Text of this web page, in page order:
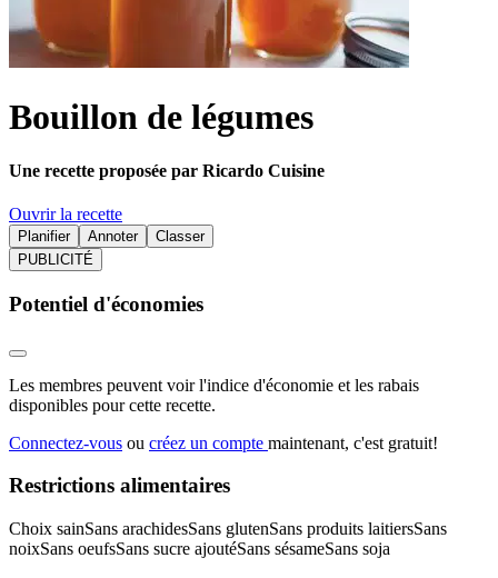
Bouillon de légumes
Une recette proposée par Ricardo Cuisine
Ouvrir la recette
Planifier Annoter
Classer
PUBLICITÉ
Potentiel d'économies
Les membres peuvent voir l'indice d'économie et les rabais
disponibles pour cette recette.
Connectez-vous ou créez un compte maintenant, c'est gratuit!
Restrictions alimentaires
Choix sainSans arachidesSans glutenSans produits laitiersSans
noixSans oeufsSans sucre ajoutéSans sésameSans soja